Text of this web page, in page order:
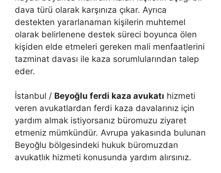
dava türü olarak karşınıza çıkar. Ayrıca
destekten yararlanaman kişilerin muhtemel
olarak belirlenene destek süreci boyunca ölen
kişiden elde etmeleri gereken mali menfaatlerini
tazminat davası ile kaza sorumlularından talep
eder.
İstanbul / Beyoğlu ferdi kaza avukatı hizmeti
veren avukatlardan ferdi kaza davalarınız için
yardım almak istiyorsanız büromuzu ziyaret
etmeniz mümkündür. Avrupa yakasında bulunan
Beyoğlu bölgesindeki hukuk büromuzdan
avukatlık hizmeti konusunda yardım alırsınız.